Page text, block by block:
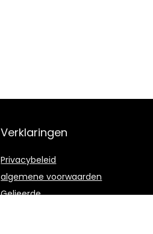
Verklaringen
Privacybeleid
algemene voorwaarden
Gelieerde